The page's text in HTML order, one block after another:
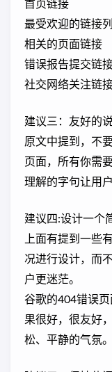
首页链接
最受欢迎的链接
相关的页面链接
错误报告提交链
社交网络关注链
建议三：友好的
原文中提到，不
页面，所有你需
理解的字句让用户
建议四:设计一个
上面有提到一些
况进行设计，而
户更迷茫。
谷歌的404错误
果很好，很友好
松、平静的气氛。